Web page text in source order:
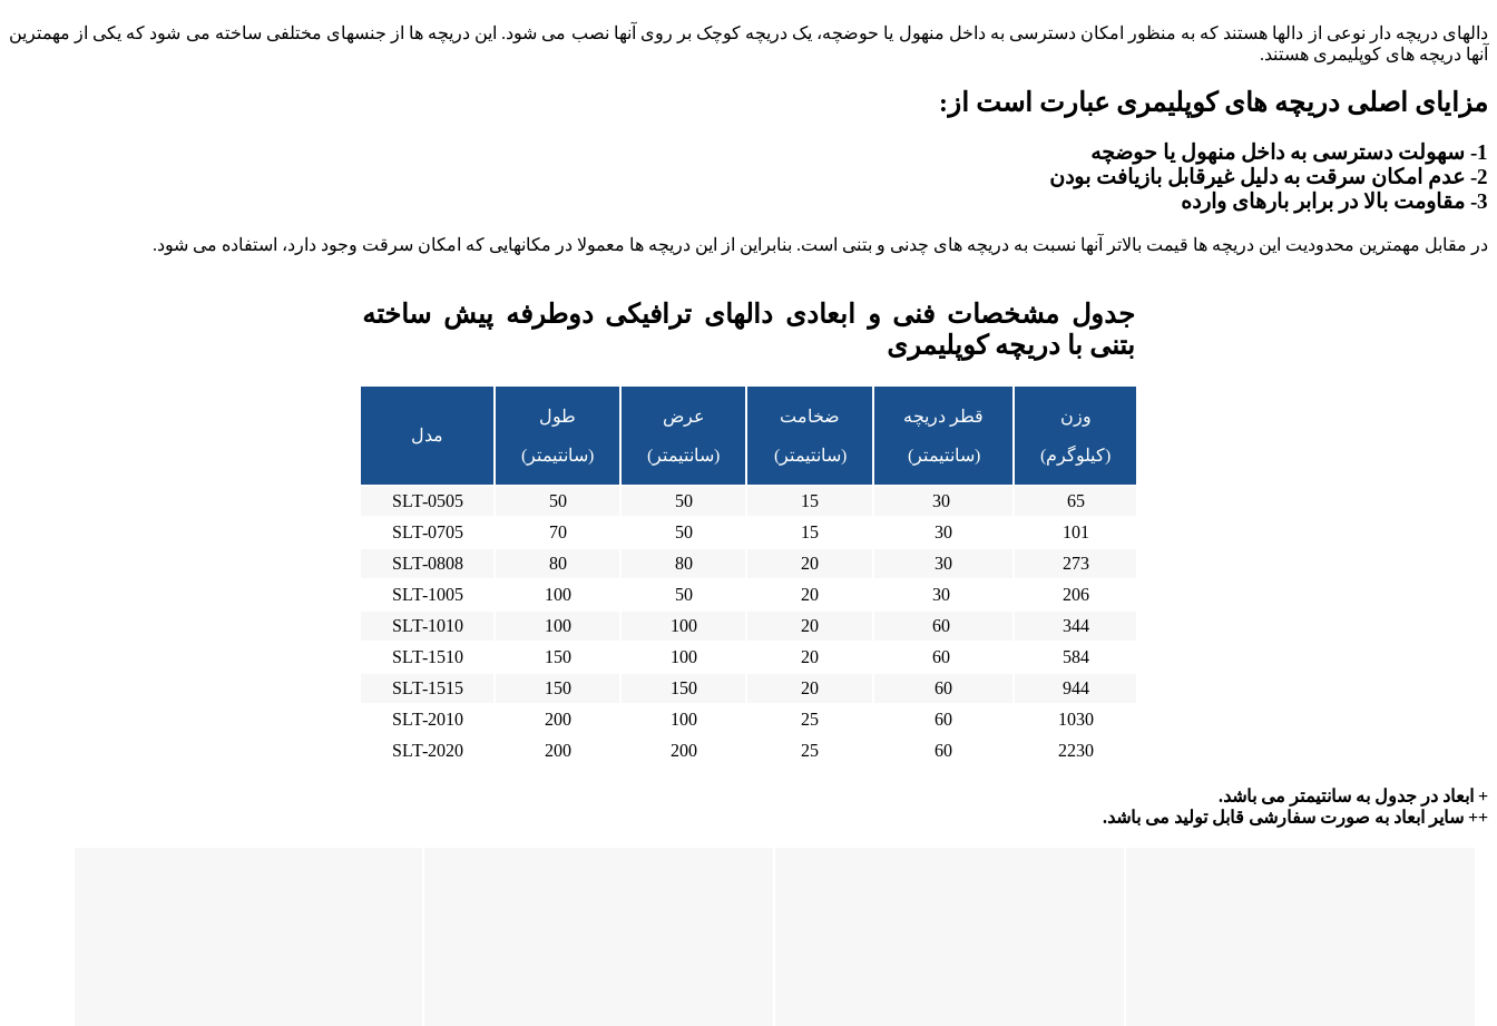
دالهای دریچه دار نوعی از دالها هستند که به منظور امکان دسترسی به داخل منهول یا حوضچه، یک دریچه کوچک بر روی آنها نصب می شود. این دریچه ها از جنسهای مختلفی ساخته می شود که یکی از مهمترین
آنها دریچه های کوپلیمری هستند.
مزایای اصلی دریچه های کوپلیمری عبارت است از:
1- سهولت دسترسی به داخل منهول یا حوضچه
2- عدم امکان سرقت به دلیل غیرقابل بازیافت بودن
3- مقاومت بالا در برابر بارهای وارده
در مقابل مهمترین محدودیت این دریچه ها قیمت بالاتر آنها نسبت به دریچه های چدنی و بتنی است. بنابراین از این دریچه ها معمولا در مکانهایی که امکان سرقت وجود دارد، استفاده می شود.
جدول مشخصات فنی و ابعادی دالهای ترافیکی دوطرفه پیش ساخته
بتنی با دریچه کوپلیمری
مدل
طول
(سانتیمتر)
عرض
(سانتیمتر)
ضخامت
(سانتیمتر)
قطر دریچه
(سانتیمتر)
وزن
(کیلوگرم)
SLT-0505 50 50 15 30
65
SLT-0705
70 50 15 30
101
SLT-0808
80 80 20 30
273
SLT-1005
100 50 20 30
206
SLT-1010
100 100 20 60
344
SLT-1510
150 100 20 60
584
SLT-1515
150 150 20 60
944
SLT-2010
200 100 25 60
1030
SLT-2020
200 200 25 60 2230
+ ابعاد در جدول به سانتیمتر می باشد.
++ سایر ابعاد به صورت سفارشی قابل تولید می باشد.